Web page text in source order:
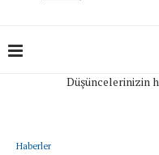
Düşüncelerinizin
Haberler